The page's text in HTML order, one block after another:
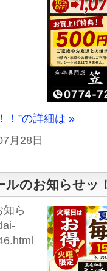
！”の詳細は »
月28日
ルのお知らせッ
ら